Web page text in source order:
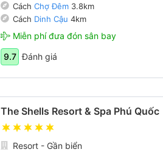
CáchChợ Đêm 3.8km
Cách Dinh Cậu 4km
Miễn phí đưa đón sân bay
9.7 Đánh giá
The Shells Resort & Spa Phú Quốc
Resort - Gần biển